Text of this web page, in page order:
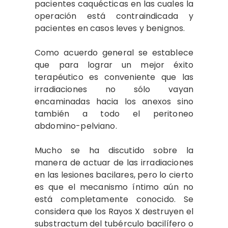
pacientes caquécticas en las cuales la
operación está contraindicada y
pacientes en casos leves y benignos.
Como acuerdo general se establece
que para lograr un mejor éxito
terapéutico es conveniente que las
irradiaciones no sólo vayan
encaminadas hacia los anexos sino
también a todo el peritoneo
abdomino-pelviano.
Mucho se ha discutido sobre la
manera de actuar de las irradiaciones
en las lesiones bacilares, pero lo cierto
es que el mecanismo íntimo aún no
está completamente conocido. Se
considera que los Rayos X destruyen el
substractum del tubérculo bacilífero o